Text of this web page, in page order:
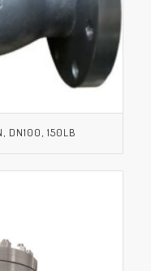
DN100, 150LB